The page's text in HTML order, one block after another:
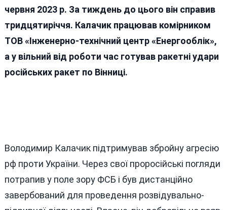
РОСІЯН
РАКЕТНИХ
УДАРІВ
ПО
червня 2023 р. За тиждень до цього він справив
тридцятиріччя. Калачик працював комірником
ТОВ «Інженерно-технічний центр «Енергооблік»,
а у вільний від роботи час готував ракетні удари
російських ракет по Вінниці.
Володимир Калачик підтримував збройну агресію
рф проти України. Через свої проросійські погляди
потрапив у поле зору ФСБ і був дистанційно
завербований для проведення розвідувально-